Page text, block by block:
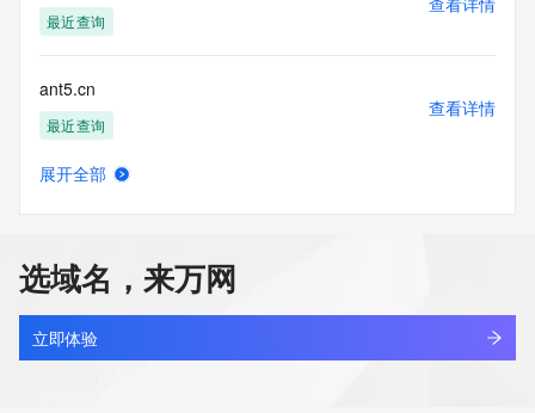
最近查询
ant5.cn
最近查询
查看详情
anta.com
最近查询
查看详情
展开全部
选域名，来万网
立即体验